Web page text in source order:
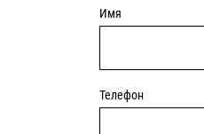
Имя
Телефон